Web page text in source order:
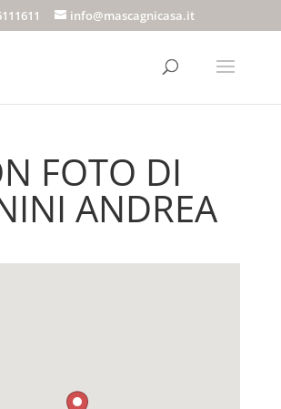
info@mascagnicasa.it
FOTO DI
ANDREA